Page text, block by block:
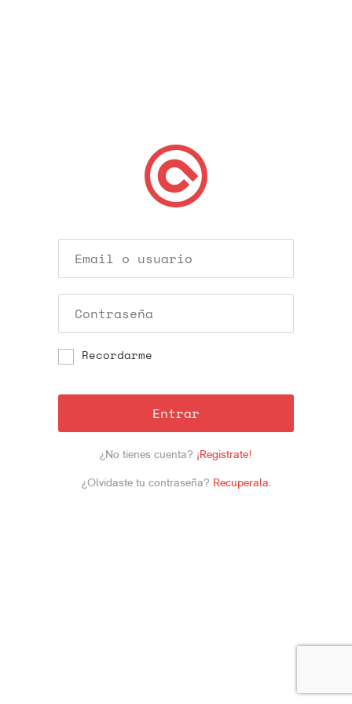
Recordarme
Entrar
¿No tienes cuenta? ¡Registrate!
¿Olvidaste tu contraseña? Recuperala.